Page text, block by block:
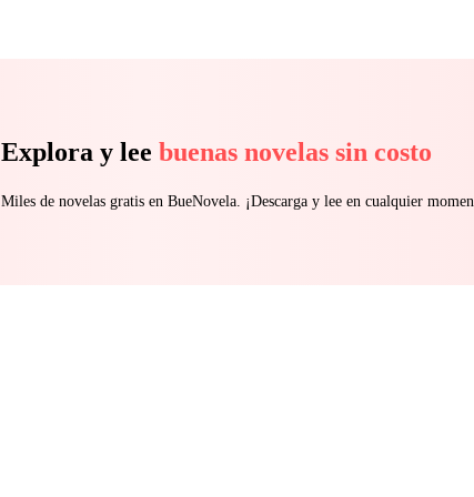
Explora y lee buenas novelas sin costo
Miles de novelas gratis en BueNovela. ¡Descarga y lee en cualquier